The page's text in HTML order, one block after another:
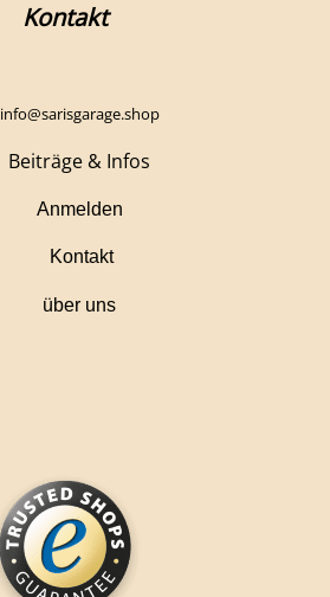
Kontakt
info@sarisgarage.shop
Beiträge & Infos
Anmelden
Kontakt
über uns